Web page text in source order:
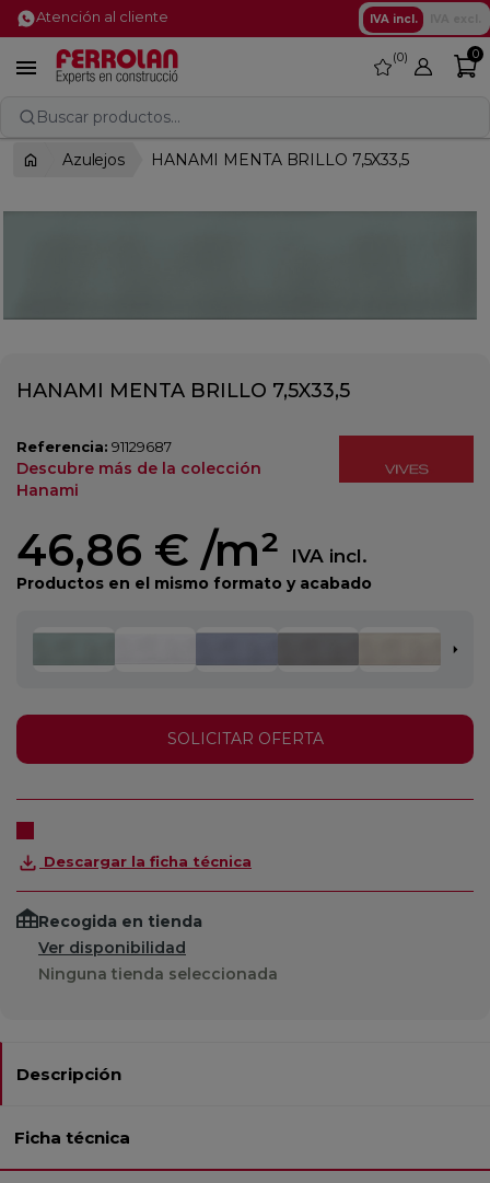
Atención al cliente IVA incl.
 favorite
0 0
Buscar productos...
Azulejos HANAMI MENTA BRILLO 7,5X33,5
HANAMI MENTA BRILLO 7,5X33,5
Referencia: 91129687
Descubre más de la colección
Hanami
46,86 € /m² IVA incl.
Productos en el mismo formato y acabado
SOLICITAR OFERTA
Descargar la ficha técnica
Recogida en tienda
Ver disponibilidad
Ninguna tienda seleccionada
Descripción
Ficha técnica